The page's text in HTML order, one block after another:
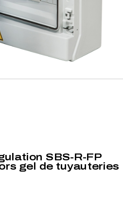
SBS-R-FP
gel de tuyauteries